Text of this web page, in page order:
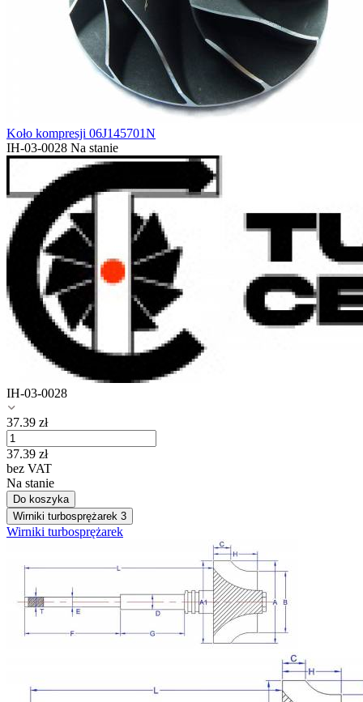
Koło kompresji 06J145701N
IH-03-0028 Na stanie
IH-03-0028
37.39 zł
37.39 zł
bez VAT
Na stanie
Do koszyka
Wirniki turbosprężarek 3
Wirniki turbosprężarek